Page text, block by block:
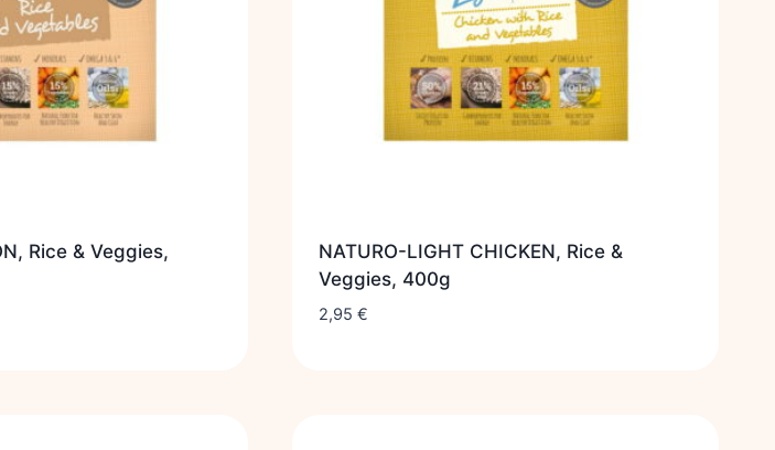
Rice & Veggies,
NATURO-LIGHT CHICKEN, Rice &
Veggies, 400g
2,95€